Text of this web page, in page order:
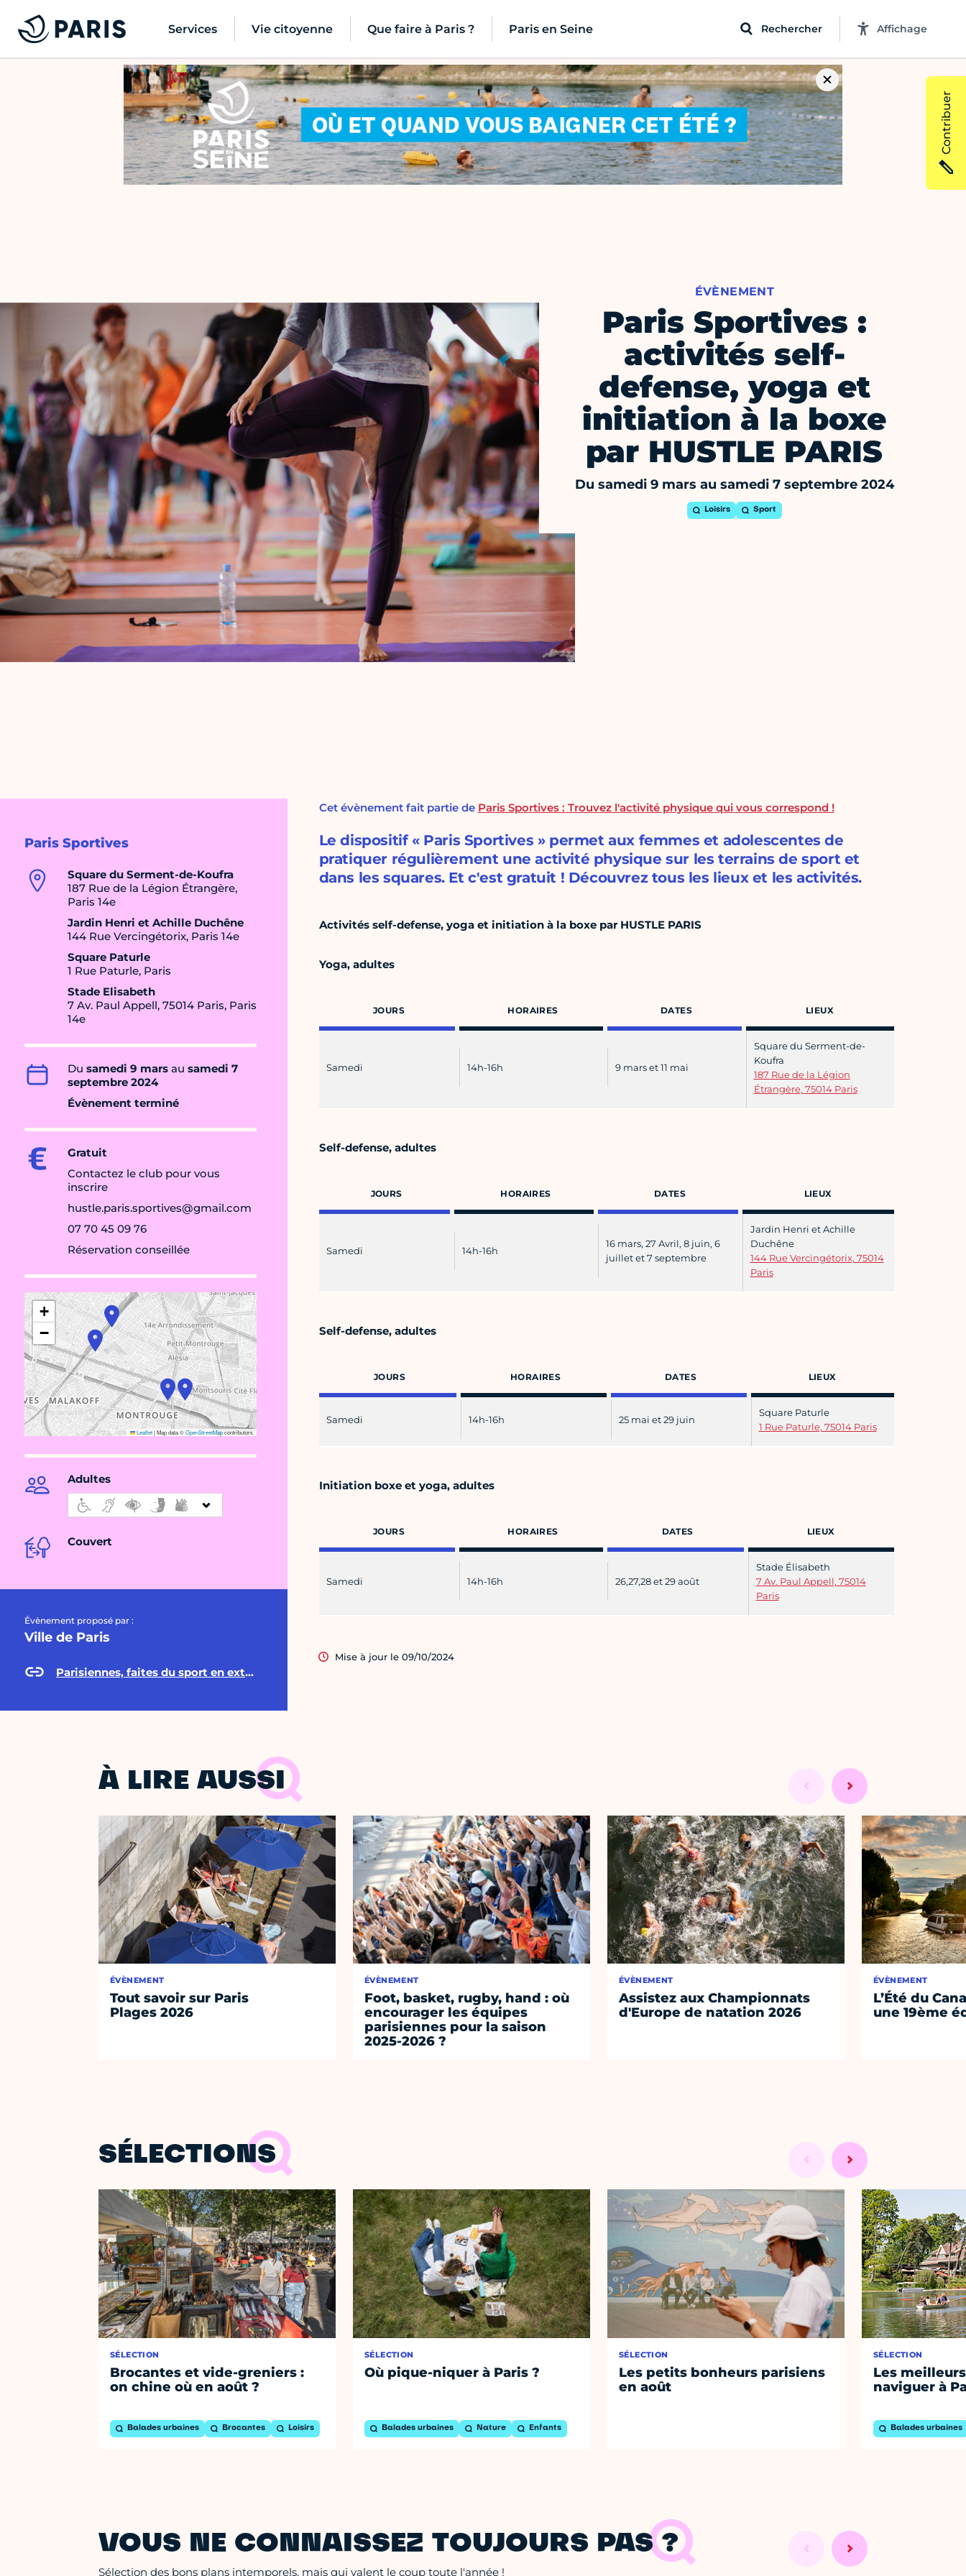
Services Vie citoyenne Que faire à Paris ? Paris en Seine Rechercher Affichage
ÉVÈNEMENT
Paris Sportives :
activités self-
defense, yoga et
initiation à la boxe
par HUSTLE PARIS
Du samedi 9 mars au samedi 7 septembre 2024
Loisirs Sport
Paris Sportives
Square du Serment-de-Koufra
187 Rue de la Légion Étrangère,
Paris 14e
Jardin Henri et Achille Duchêne
144 Rue Vercingétorix, Paris 14e
Square Paturle
1 Rue Paturle, Paris
Stade Elisabeth
7 Av. Paul Appell, 75014 Paris, Paris
14e
Du samedi 9 mars au samedi 7
septembre 2024
Évènement terminé
Gratuit
Contactez le club pour vous
inscrire
hustle.paris.sportives@gmail.com
07 70 45 09 76
Réservation conseillée
+
−
Leaflet|Map data ©OpenStreetMapcontributors
Adultes
Couvert
Évènement proposé par :
Ville de Paris
Parisiennes, faites du sport en extérieur grâce à « Paris Sportives » !
Cet évènement fait partie de Paris Sportives : Trouvez l'activité physique qui vous correspond !
Le dispositif « Paris Sportives » permet aux femmes et adolescentes de
pratiquer régulièrement une activité physique sur les terrains de sport et
dans les squares. Et c'est gratuit ! Découvrez tous les lieux et les activités.
Activités self-defense, yoga et initiation à la boxe par HUSTLE PARIS
Yoga, adultes
JOURS HORAIRES DATES LIEUX
Samedi 14h-16h 9 mars et 11 mai
Square du Serment-de-
Koufra
187 Rue de la Légion
Étrangère, 75014 Paris
Self-defense, adultes
JOURS HORAIRES DATES LIEUX
Samedi 14h-16h
16 mars, 27 Avril, 8 juin, 6
juillet et 7 septembre
Jardin Henri et Achille
Duchêne
144 Rue Vercingétorix, 75014
Paris
Self-defense, adultes
JOURS HORAIRES DATES LIEUX
Samedi 14h-16h 25 mai et 29 juin
Square Paturle
1 Rue Paturle, 75014 Paris
Initiation boxe et yoga, adultes
JOURS HORAIRES DATES LIEUX
Samedi 14h-16h 26,27,28 et 29 août
Stade Élisabeth
7 Av. Paul Appell, 75014
Paris
Mise à jour le 09/10/2024
À LIRE AUSSI
ÉVÈNEMENT
Tout savoir sur Paris
Plages 2026
ÉVÈNEMENT
Foot, basket, rugby, hand : où
encourager les équipes
parisiennes pour la saison
2025-2026 ?
ÉVÈNEMENT
Assistez aux Championnats
d'Europe de natation 2026
ÉVÈNEMENT
L’Été du
une 19ème
SÉLECTIONS
SÉLECTION
Brocantes et vide-greniers :
on chine où en août ?
Balades urbaines Brocantes Loisirs
SÉLECTION
Où pique-niquer à Paris ?
Balades urbaines Nature Enfants
SÉLECTION
Les petits bonheurs parisiens
en août
SÉLECTION
Les
naviguer à
Balades urbaines
VOUS NE CONNAISSEZ TOUJOURS PAS ?
Sélection des bons plans intemporels, mais qui valent le coup toute l'année !
Contribuer